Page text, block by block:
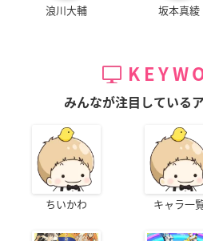
浪川大輔 坂本真綾
みんなが注目している
ちいかわ キャラ一